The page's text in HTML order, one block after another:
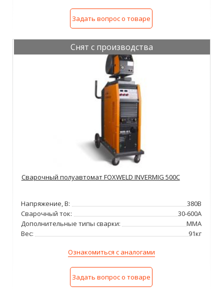
Задать вопрос о товаре
Снят с производства
Сварочный полуавтомат FOXWELD INVERMIG 500C
Напряжение, В:
380В
Сварочный ток:
30-600А
Дополнительные типы сварки:
MMA
Вес:
91кг
Ознакомиться с аналогами
Задать вопрос о товаре